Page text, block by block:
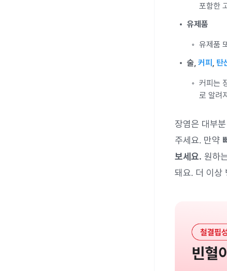
포함한
유제품
유제품
술, 커피 탄
커피는
로 알려
장염은 대부
주세요. 만약
보세요. 원하
돼요. 더 이상